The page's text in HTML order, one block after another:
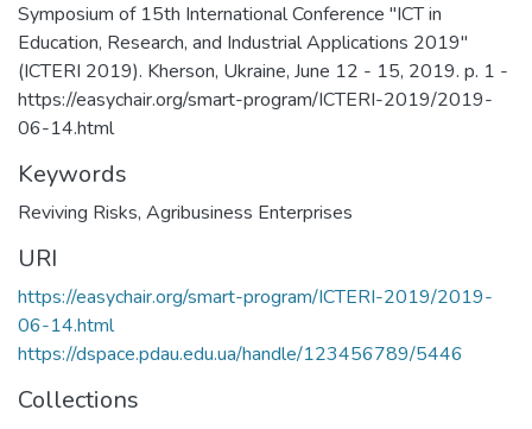
Symposium of 15th International Conference "ICT in
Education, Research, and Industrial Applications 2019"
(ICTERI 2019). Kherson, Ukraine, June 12 - 15, 2019. p. 1 -
https://easychair.org/smart-program/ICTERI-2019/2019-
06-14.html
Keywords
Reviving Risks, Agribusiness Enterprises
URI
https://easychair.org/smart-program/ICTERI-2019/2019-
06-14.html
https://dspace.pdau.edu.ua/handle/123456789/5446
Collections